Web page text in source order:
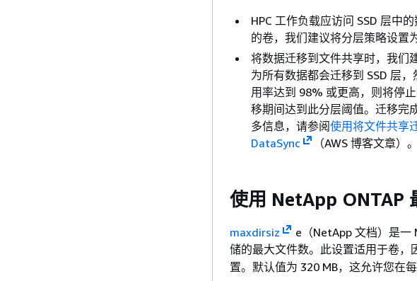
HPC 工作负载应访问 SSD 层中
的卷，我们建议将分层策略设置
将数据迁移到文件共享时，我们
为所有数据都会迁移到 SSD 层
用率达到 98% 或更高，则将停
移期间达到此分层阈值。迁移完
多信息，请参阅使用将文件共享
DataSync
（AWS 博客文章）。
使用 NetApp ONTAP
maxdirsiz
e（NetApp 文档）是一
储的最大文件数。此设置适用于卷，
置。默认值为 320 MB，这允许您在